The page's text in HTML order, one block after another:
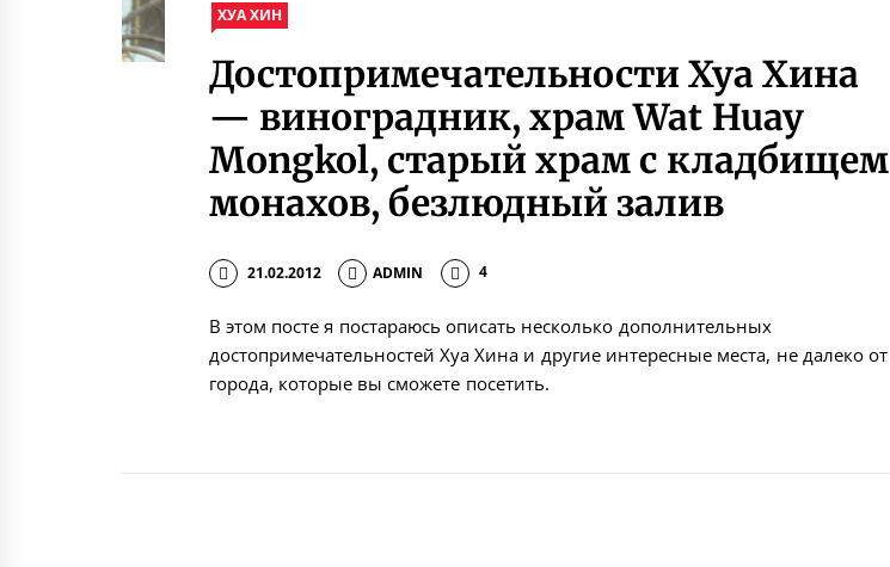
ХУА ХИН
Достопримечательности Хуа Хина
— виноградник, храм Wat Huay
Mongkol, старый храм с кладбищем
монахов, безлюдный залив
21.02.2012 ADMIN 4
В этом посте я постараюсь описать несколько дополнительных
достопримечательностей Хуа Хина и другие интересные места, не далеко от
города, которые вы сможете посетить.